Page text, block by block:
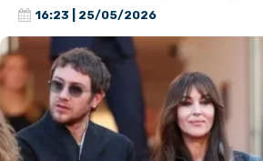
16:23 | 25/05/2026